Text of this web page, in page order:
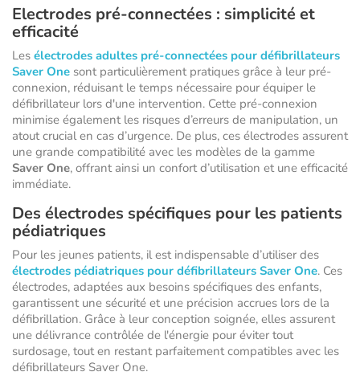
Electrodes pré-connectées : simplicité et
efficacité
Les électrodes adultes pré-connectées pour défibrillateurs
Saver One sont particulièrement pratiques grâce à leur pré-
connexion, réduisant le temps nécessaire pour équiper le
défibrillateur lors d'une intervention. Cette pré-connexion
minimise également les risques d’erreurs de manipulation, un
atout crucial en cas d’urgence. De plus, ces électrodes assurent
une grande compatibilité avec les modèles de la gamme
Saver One, offrant ainsi un confort d’utilisation et une efficacité
immédiate.
Des électrodes spécifiques pour les patients
pédiatriques
Pour les jeunes patients, il est indispensable d’utiliser des
électrodes pédiatriques pour défibrillateurs Saver One. Ces
électrodes, adaptées aux besoins spécifiques des enfants,
garantissent une sécurité et une précision accrues lors de la
défibrillation. Grâce à leur conception soignée, elles assurent
une délivrance contrôlée de l'énergie pour éviter tout
surdosage, tout en restant parfaitement compatibles avec les
défibrillateurs Saver One.